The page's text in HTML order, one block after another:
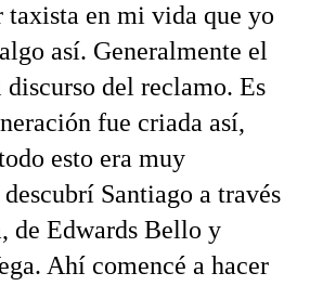
en mi vida que yo
así. Generalmente el
del reclamo. Es
fue criada así,
esto era muy
Santiago a través
de Edwards Bello y
Ahí comencé a hacer